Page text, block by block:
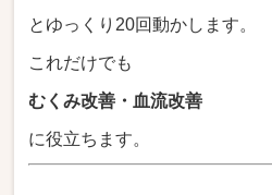
とゆっくり20回動かします。
これだけでも
むくみ改善・血流改善
に役立ちます。